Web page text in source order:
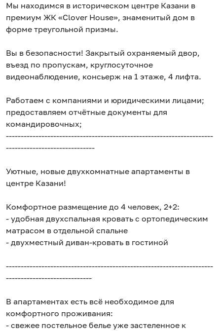
Мы находимся в историческом центре Казани в
премиум ЖК «Clover House», знаменитый дом в
форме треугольной призмы.
Вы в безопасности! Закрытый охраняемый двор,
въезд по пропускам, круглосуточное
видеонаблюдение, консьерж на 1 этаже, 4 лифта.
Работаем с компаниями и юридическими лицами;
предоставляем отчётные документы для
командировочных;
----------------------------------------------------------------------
------------------------------
Уютные, новые двухкомнатные апартаменты в
центре Казани!
Комфортное размещение до 4 человек, 2+2:
- удобная двухспальная кровать с ортопедическим
матрасом в отдельной спальне
- двухместный диван-кровать в гостиной
----------------------------------------------------------------------
-----------------------------
В апартаментах есть всё необходимое для
комфортного проживания:
- свежее постельное белье уже застеленное к